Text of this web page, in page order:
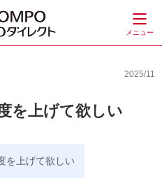
メニュー
2025/11
を上げて欲しい
を上げて欲しい